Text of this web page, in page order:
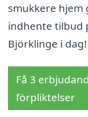
smukkere hjem
indhente tilbud
Björklinge i dag!
Få 3
förpliktelser